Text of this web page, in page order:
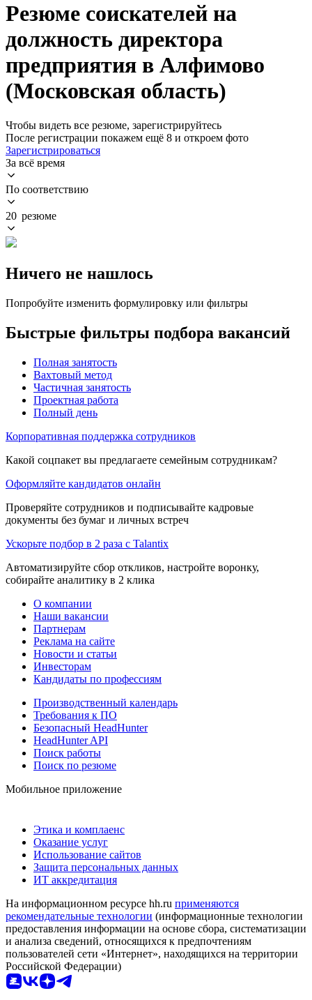
Резюме соискателей на
должность директора
предприятия в Алфимово
(Московская область)
Чтобы видеть все резюме, зарегистрируйтесь
После регистрации покажем ещё 8 и откроем фото
Зарегистрироваться
За всё время
По соответствию
20 резюме
Ничего не нашлось
Попробуйте изменить формулировку или фильтры
Быстрые фильтры подбора вакансий
Полная занятость
Вахтовый метод
Частичная занятость
Проектная работа
Полный день
Корпоративная поддержка сотрудников
Какой соцпакет вы предлагаете семейным сотрудникам?
Оформляйте кандидатов онлайн
Проверяйте сотрудников и подписывайте кадровые
документы без бумаг и личных встреч
Ускорьте подбор в 2 раза с Talantix
Автоматизируйте сбор откликов, настройте воронку,
собирайте аналитику в 2 клика
О компании
Наши вакансии
Партнерам
Реклама на сайте
Новости и статьи
Инвесторам
Кандидаты по профессиям
Производственный календарь
Требования к ПО
Безопасный HeadHunter
HeadHunter API
Поиск работы
Поиск по резюме
Мобильное приложение
Этика и комплаенс
Оказание услуг
Использование сайтов
Защита персональных данных
ИТ аккредитация
На информационном ресурсе hh.ru применяются
рекомендательные технологии (информационные технологии
предоставления информации на основе сбора, систематизации
и анализа сведений, относящихся к предпочтениям
пользователей сети «Интернет», находящихся на территории
Российской Федерации)